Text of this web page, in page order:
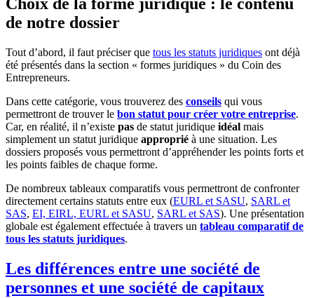
Choix de la forme juridique : le contenu
de notre dossier
Tout d’abord, il faut préciser que tous les statuts juridiques ont déjà
été présentés dans la section « formes juridiques » du Coin des
Entrepreneurs.
Dans cette catégorie, vous trouverez des conseils qui vous
permettront de trouver le bon statut pour créer votre entreprise.
Car, en réalité, il n’existe pas de statut juridique idéal mais
simplement un statut juridique approprié à une situation. Les
dossiers proposés vous permettront d’appréhender les points forts et
les points faibles de chaque forme.
De nombreux tableaux comparatifs vous permettront de confronter
directement certains statuts entre eux (EURL et SASU, SARL et
SAS, EI, EIRL, EURL et SASU, SARL et SAS). Une présentation
globale est également effectuée à travers un tableau comparatif de
tous les statuts juridiques.
Les différences entre une société de
personnes et une société de capitaux